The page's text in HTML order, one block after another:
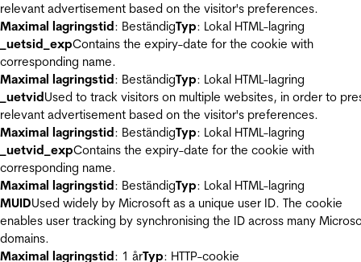
relevant advertisement based on the visitor's preferences.
Maximal lagringstid: BeständigTyp: Lokal HTML-lagring
_uetsid_expContains the expiry-date for the cookie with
corresponding name.
Maximal lagringstid: BeständigTyp: Lokal HTML-lagring
_uetvidUsed to track visitors on multiple websites, in order to
relevant advertisement based on the visitor's preferences.
Maximal lagringstid: BeständigTyp: Lokal HTML-lagring
_uetvid_expContains the expiry-date for the cookie with
corresponding name.
Maximal lagringstid: BeständigTyp: Lokal HTML-lagring
MUIDUsed widely by Microsoft as a unique user ID. The cookie
enables user tracking by synchronising the ID across many
domains.
Maximal lagringstid: 1 årTyp: HTTP-cookie